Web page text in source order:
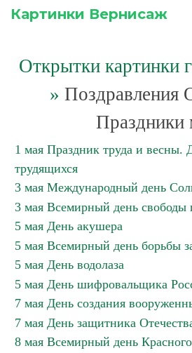
Картинки Вернисаж
Открытки картинки
» Поздравления
Праздники
1 мая Праздник труда и весны.
трудящихся
3 мая Международный день
3 мая Всемирный день свободы
5 мая День акушера
5 мая Всемирный день борьбы
5 мая День водолаза
5 мая День шифровальщика
7 мая День создания
7 мая День защитника
8 мая Всемирный день